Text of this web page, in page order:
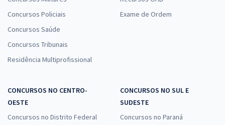
Concursos Policiais
Concursos Saúde
Concursos Tribunais
Residência Multiprofissional
Exame de Ordem
CONCURSOS NO CENTRO-
OESTE
Concursos no Distrito Federal
CONCURSOS NO SUL E
SUDESTE
Concursos no Paraná